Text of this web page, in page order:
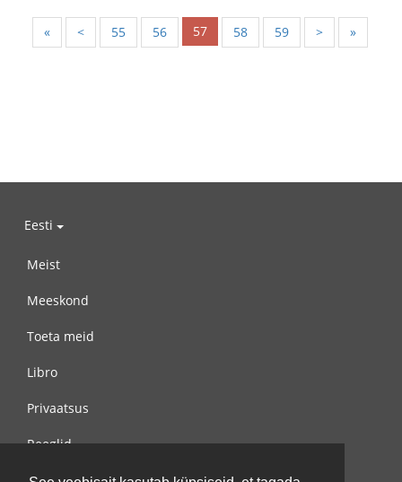
« < 55 56 57 58 59 > »
Eesti
Meist
Meeskond
Toeta meid
Libro
Privaatsus
Reeglid